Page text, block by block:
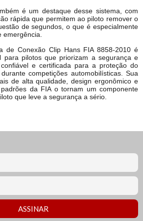
é um destaque desse sistema, com
rápida que permitem ao piloto remover o
de segundos, o que é especialmente
de Conexão Clip Hans FIA 8858-2010 é
para pilotos que priorizam a segurança e
e certificada para a proteção do
competições automobilísticas. Sua
de alta qualidade, design ergonômico e
da FIA o tornam um componente
que leve a segurança a sério.